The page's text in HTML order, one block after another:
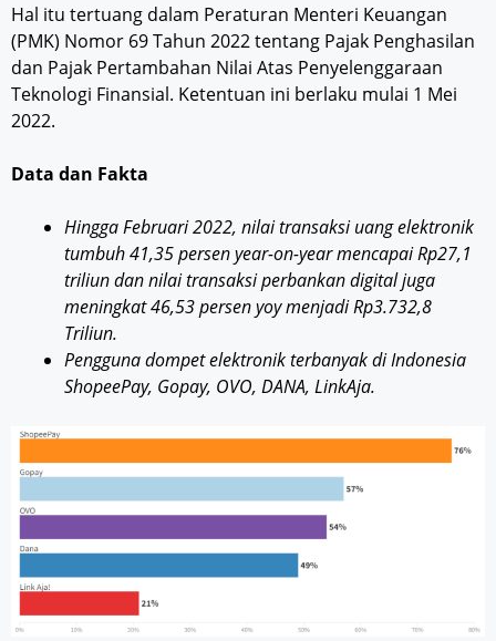
Hal itu tertuang dalam Peraturan Menteri Keuangan
(PMK) Nomor 69 Tahun 2022 tentang Pajak Penghasilan
dan Pajak Pertambahan Nilai Atas Penyelenggaraan
Teknologi Finansial. Ketentuan ini berlaku mulai 1 Mei
2022.
Data dan Fakta
Hingga Februari 2022, nilai transaksi uang elektronik
tumbuh 41,35 persen year-on-year mencapai Rp27,1
triliun dan nilai transaksi perbankan digital juga
meningkat 46,53 persen yoy menjadi Rp3.732,8
Triliun.
Pengguna dompet elektronik terbanyak di Indonesia
ShopeePay, Gopay, OVO, DANA, LinkAja.